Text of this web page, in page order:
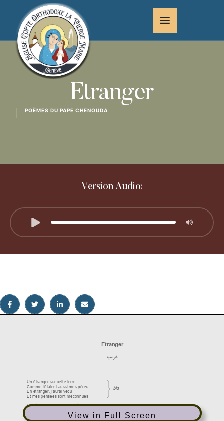
Etranger
POÈMES DU PAPE CHENOUDA
Version Audio:
View in Full Screen